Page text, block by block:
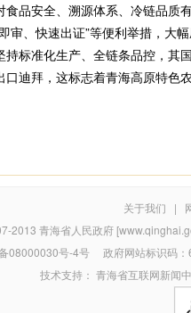
安全、溯源体系、冷链品质
审、快速出证”等便利举措，大
准化生产、全链条品控，其
迪拜，这标志着青海高原特色
关于我们 |
2013 青海省人民政府
08000030号-4号政府网站标识码
技术支持： 青海省互联网新闻